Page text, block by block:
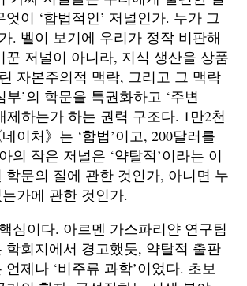
이 ‘합법적인’ 저널인가. 누가 그
. 벨이 보기에 우리가 정작 비판해
꾼 저널이 아니라, 지식 생산을 상품
자본주의적 맥락, 그리고 그 맥락
부’의 학문을 특권화하고 ‘주변
제하는가 하는 권력 구조다. 1만2천
이처》는 ‘합법’이고, 200달러를
의 작은 저널은 ‘약탈적’이라는 이
학문의 질에 관한 것인가, 아니면 누
가에 관한 것인가.
심이다. 아르멘 가스파리얀 연구팀
학회지에서 경고했듯, 약탈적 출판
제나 ‘비주류 과학’이었다. 초보